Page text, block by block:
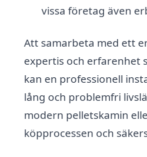
vissa företag även
Att samarbeta med ett
expertis och erfarenhet
kan en professionell
lång och problemfri
modern pelletskamin
köpprocessen och